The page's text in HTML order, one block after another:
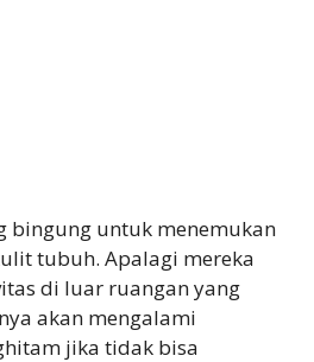
bingung untuk menemukan
tubuh. Apalagi mereka
di luar ruangan yang
akan mengalami
jika tidak bisa